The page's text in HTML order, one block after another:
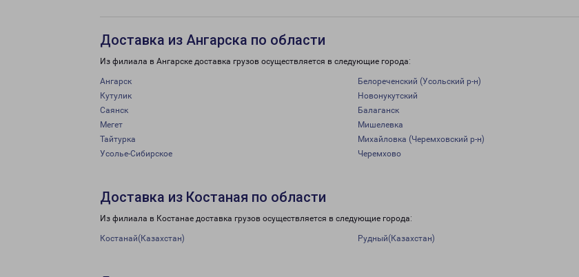
Доставка из Ангарска по области
Из филиала в Ангарске доставка грузов осуществляется в следующие города:
Ангарск Белореченский (Усольский р-н)
Кутулик
Новонукутский
Саянск
Балаганск
Мегет
Мишелевка
Тайтурка
Михайловка (Черемховский р-н)
Усолье-Сибирское
Черемхово
Доставка из Костаная по области
Из филиала в Костанае доставка грузов осуществляется в следующие города:
Костанай(Казахстан) Рудный(Казахстан)